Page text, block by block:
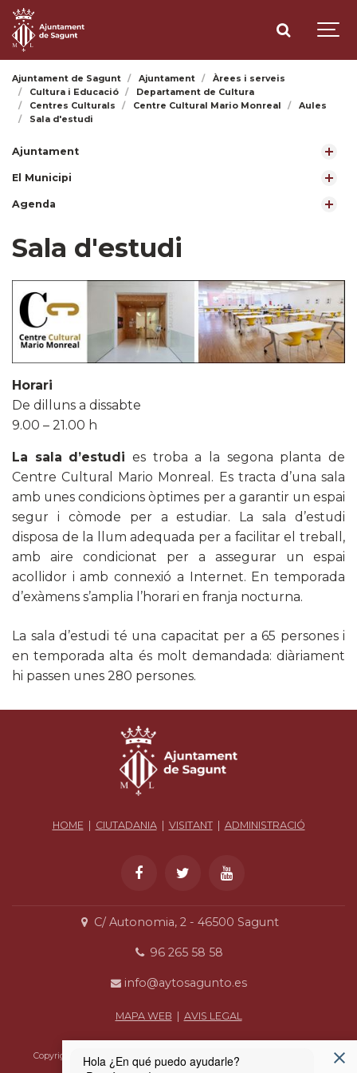
Ajuntament de Sagunt Ajuntament
Àrees i serveis
Cultura i Educació
Departament de Cultura
Centres Culturals
Centre Cultural Mario Monreal
Aules
Sala d'estudi
Ajuntament
El Municipi
Agenda
Sala d'estudi
Horari
De dilluns a dissabte
9.00 – 21.00 h
La sala d’estudi es troba a la segona planta de
Centre Cultural Mario Monreal. Es tracta d’una sala
amb unes condicions òptimes per a garantir un espai
segur i còmode per a estudiar. La sala d’estudi
disposa de la llum adequada per a facilitar el treball,
amb aire condicionat per a assegurar un espai
acollidor i amb connexió a Internet. En temporada
d’exàmens s’amplia l’horari en franja nocturna.
La sala d’estudi té una capacitat per a 65 persones i
en temporada alta és molt demandada: diàriament
hi passen unes 280 persones.
HOME| CIUTADANIA| VISITANT| ADMINISTRACIÓ
C/ Autonomia, 2 - 46500 Sagunt
96 265 58 58
info@aytosagunto.es
MAPA WEB AVIS LEGAL
Copyright © 2012-2021 Excm. Ajuntament de Sagunt | CIF: P4622200-F